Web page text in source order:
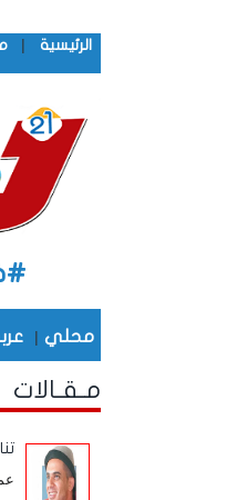
الرئيسية |
محلي |
مـقـالات